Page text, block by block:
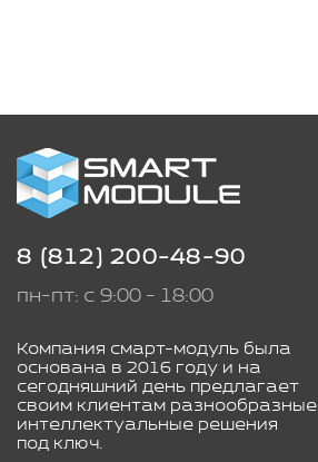
8 (812) 200-48-90
пн-пт: с 9:00 - 18:00
Компания смарт-модуль была
основана в 2016 году и на
сегодняшний день предлагает
своим клиентам разнообразные
интеллектуальные решения
под ключ.